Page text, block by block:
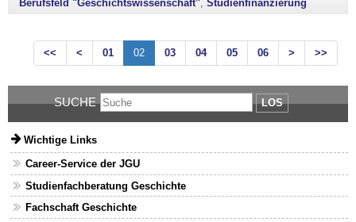
Berufsfeld "Geschichtswissenschaft", Studienfinanzierung
<< < 01 02 03 04 05 06 > >>
SUCHE LOS
Wichtige Links
Career-Service der JGU
Studienfachberatung Geschichte
Fachschaft Geschichte